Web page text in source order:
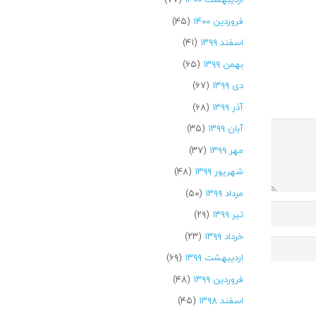
فروردین ۱۴۰۰
(۴۵)
اسفند ۱۳۹۹
(۴۱)
بهمن ۱۳۹۹
(۶۵)
دی ۱۳۹۹
(۶۷)
آذر ۱۳۹۹
(۶۸)
آبان ۱۳۹۹
(۳۵)
مهر ۱۳۹۹
(۳۷)
شهریور ۱۳۹۹
(۴۸)
مرداد ۱۳۹۹
(۵۰)
تیر ۱۳۹۹
(۲۹)
خرداد ۱۳۹۹
(۲۳)
اردیبهشت ۱۳۹۹
(۶۹)
فروردین ۱۳۹۹
(۴۸)
اسفند ۱۳۹۸
(۴۵)